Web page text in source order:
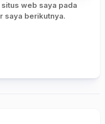
web saya pada
saya berikutnya.